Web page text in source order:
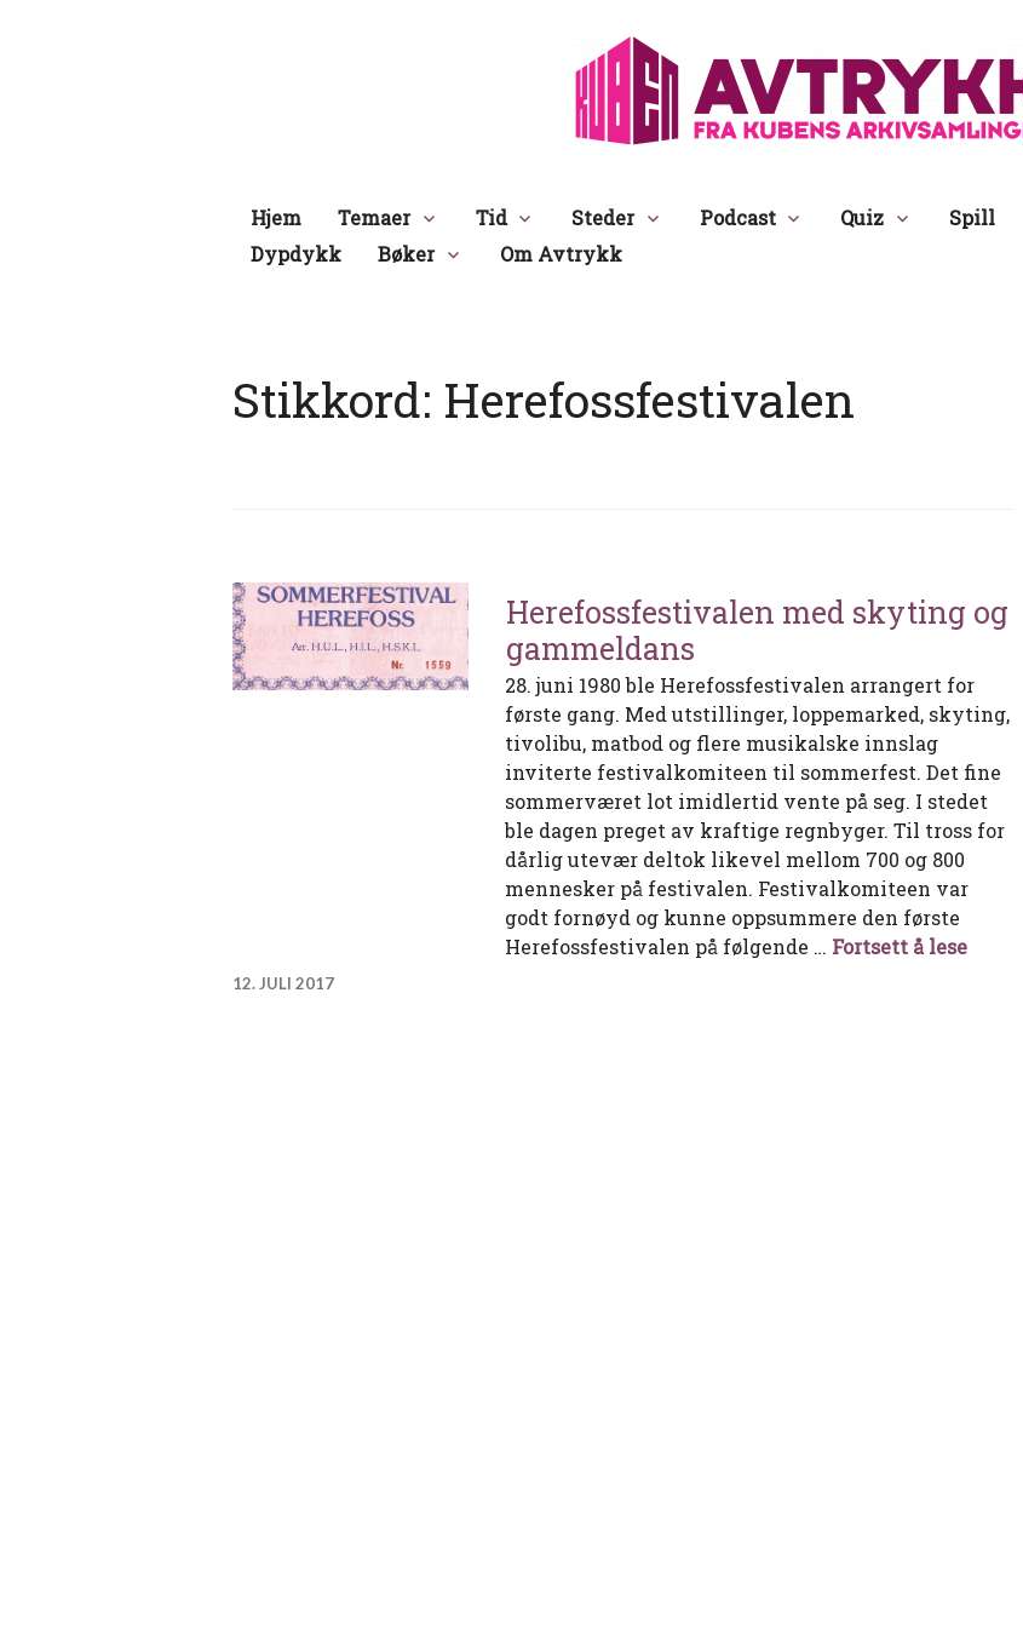
Hjem Temaer Tid Steder Podcast Quiz Spill
Dypdykk
Bøker Om Avtrykk
Stikkord: Herefossfestivalen
Herefossfestivalen med skyting og
gammeldans
28. juni 1980 ble Herefossfestivalen arrangert for
første gang. Med utstillinger, loppemarked, skyting,
tivolibu, matbod og flere musikalske innslag
inviterte festivalkomiteen til sommerfest. Det fine
sommerværet lot imidlertid vente på seg. I stedet
ble dagen preget av kraftige regnbyger. Til tross for
dårlig utevær deltok likevel mellom 700 og 800
mennesker på festivalen. Festivalkomiteen var
godt fornøyd og kunne oppsummere den første
Herefossfestivalen på følgende … Fortsett å lese
12. JULI 2017